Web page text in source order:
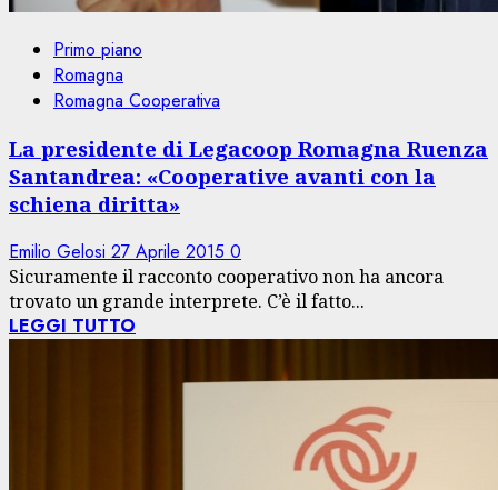
Primo piano
Romagna
Romagna Cooperativa
La presidente di Legacoop Romagna Ruenza
Santandrea: «Cooperative avanti con la
schiena diritta»
Emilio Gelosi 27 Aprile 2015 0
Sicuramente il racconto cooperativo non ha ancora
trovato un grande interprete. C’è il fatto...
LEGGI TUTTO